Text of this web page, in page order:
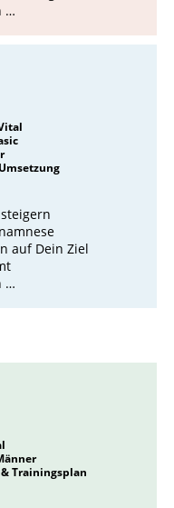
…
auf Dein Ziel
…
Trainingsplan